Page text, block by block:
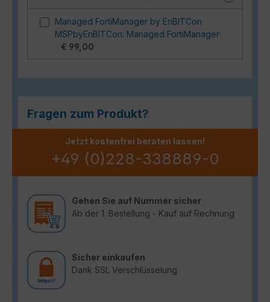
Managed FortiManager by EnBITCon
MSPbyEnBITCon: Managed FortiManager
€ 99,00
Fragen zum Produkt?
Jetzt kostenfrei beraten lassen!
+49 (0)228-338889-0
Gehen Sie auf Nummer sicher
Ab der 1. Bestellung - Kauf auf Rechnung
Sicher einkaufen
Dank SSL Verschlüsselung